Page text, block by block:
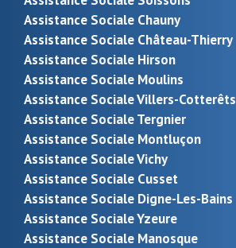
Assistance Sociale Chauny
Assistance Sociale Château-Thierry
Assistance Sociale Hirson
Assistance Sociale Moulins
Assistance Sociale Villers-Cotterêts
Assistance Sociale Tergnier
Assistance Sociale Montluçon
Assistance Sociale Vichy
Assistance Sociale Cusset
Assistance Sociale Digne-Les-Bains
Assistance Sociale Yzeure
Assistance Sociale Manosque